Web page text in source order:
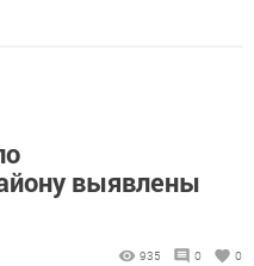
выявлены
935 0 0